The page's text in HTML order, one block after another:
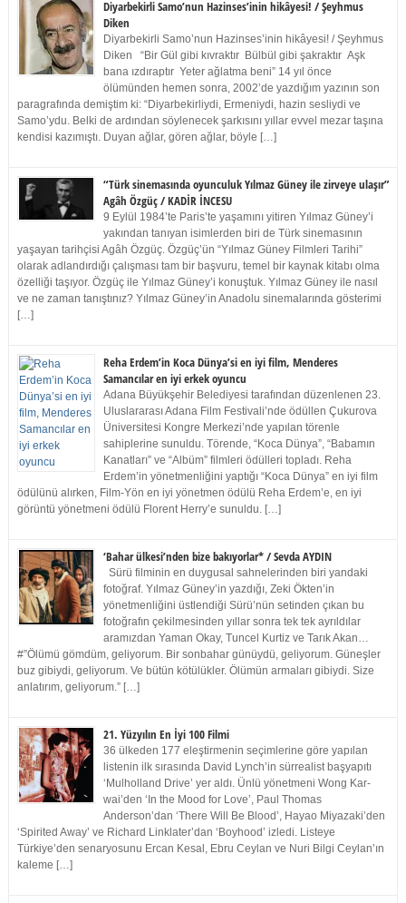
Diyarbekirli Samo’nun Hazinses’inin hikâyesi! / Şeyhmus
Diken
Diyarbekirli Samo’nun Hazinses’inin hikâyesi! / Şeyhmus
Diken “Bir Gül gibi kıvraktır Bülbül gibi şakraktır Aşk
bana ızdıraptır Yeter ağlatma beni” 14 yıl önce
ölümünden hemen sonra, 2002’de yazdığım yazının son
paragrafında demiştim ki: “Diyarbekirliydi, Ermeniydi, hazin sesliydi ve
Samo’ydu. Belki de ardından söylenecek şarkısını yıllar evvel mezar taşına
kendisi kazımıştı. Duyan ağlar, gören ağlar, böyle […]
“Türk sinemasında oyunculuk Yılmaz Güney ile zirveye ulaşır”
Agâh Özgüç / KADİR İNCESU
9 Eylül 1984’te Paris’te yaşamını yitiren Yılmaz Güney’i
yakından tanıyan isimlerden biri de Türk sinemasının
yaşayan tarihçisi Agâh Özgüç. Özgüç’ün “Yılmaz Güney Filmleri Tarihi”
olarak adlandırdığı çalışması tam bir başvuru, temel bir kaynak kitabı olma
özelliği taşıyor. Özgüç ile Yılmaz Güney’i konuştuk. Yılmaz Güney ile nasıl
ve ne zaman tanıştınız? Yılmaz Güney’in Anadolu sinemalarında gösterimi
[…]
Reha Erdem’in Koca Dünya’si en iyi film, Menderes
Samancılar en iyi erkek oyuncu
Adana Büyükşehir Belediyesi tarafından düzenlenen 23.
Uluslararası Adana Film Festivali’nde ödüllen Çukurova
Üniversitesi Kongre Merkezi’nde yapılan törenle
sahiplerine sunuldu. Törende, “Koca Dünya”, “Babamın
Kanatları” ve “Albüm” filmleri ödülleri topladı. Reha
Erdem’in yönetmenliğini yaptığı “Koca Dünya” en iyi film
ödülünü alırken, Film-Yön en iyi yönetmen ödülü Reha Erdem’e, en iyi
görüntü yönetmeni ödülü Florent Herry’e sunuldu. […]
‘Bahar ülkesi’nden bize bakıyorlar* / Sevda AYDIN
Sürü filminin en duygusal sahnelerinden biri yandaki
fotoğraf. Yılmaz Güney’in yazdığı, Zeki Ökten’in
yönetmenliğini üstlendiği Sürü’nün setinden çıkan bu
fotoğrafın çekilmesinden yıllar sonra tek tek ayrıldılar
aramızdan Yaman Okay, Tuncel Kurtiz ve Tarık Akan…
#”Ölümü gömdüm, geliyorum. Bir sonbahar günüydü, geliyorum. Güneşler
buz gibiydi, geliyorum. Ve bütün kötülükler. Ölümün armaları gibiydi. Size
anlatırım, geliyorum.” […]
21. Yüzyılın En İyi 100 Filmi
36 ülkeden 177 eleştirmenin seçimlerine göre yapılan
listenin ilk sırasında David Lynch’in sürrealist başyapıtı
‘Mulholland Drive’ yer aldı. Ünlü yönetmeni Wong Kar-
wai’den ‘In the Mood for Love’, Paul Thomas
Anderson’dan ‘There Will Be Blood’, Hayao Miyazaki’den
‘Spirited Away’ ve Richard Linklater’dan ‘Boyhood’ izledi. Listeye
Türkiye’den senaryosunu Ercan Kesal, Ebru Ceylan ve Nuri Bilgi Ceylan’ın
kaleme […]